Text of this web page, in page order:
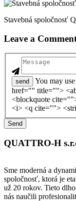
Stavebná spoločnosť
Leave a
send
You may use
href="" title="">
<blockquote
<i> <q cite="">
QUATTRO-H
Sme moderná a
spoločnosť, ktorá je
už 20 rokov. Tieto
nás naučili